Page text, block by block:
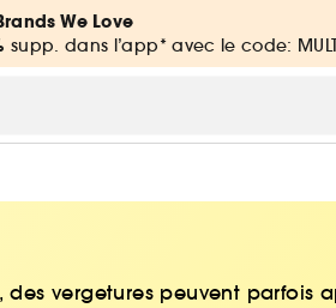
We Love
supp. dans l’app* avec le code:
vergetures peuvent parfois